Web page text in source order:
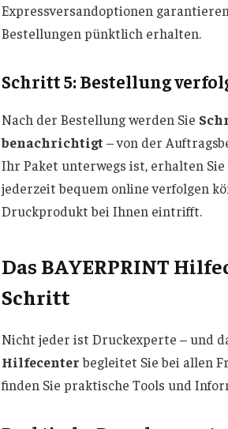
Expressversandoptionen
Bestellungen pünktlich erhalten.
Schritt 5: Bestellung
Nach der Bestellung werden Sie
benachrichtigt – von der
Ihr Paket unterwegs ist, erhalten Sie
jederzeit bequem online verfolgen
Druckprodukt bei Ihnen eintrifft.
Das BAYERPRINT
Schritt
Nicht jeder ist Druckexperte – und
Hilfecenterbegleitet Sie bei allen
finden Sie praktische Tools und